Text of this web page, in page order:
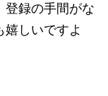
登録の手間がな
嬉しいですよ